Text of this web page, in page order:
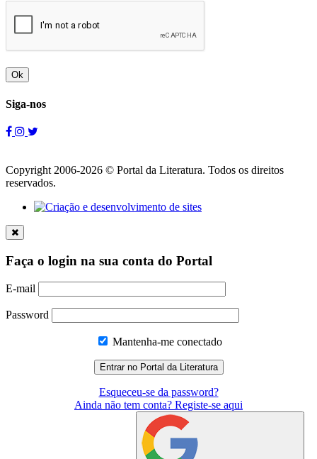
Ok
Siga-nos
Copyright 2006-2026 © Portal da Literatura. Todos os direitos
reservados.
Faça o login na sua conta do Portal
E-mail
Password
Mantenha-me conectado
Esqueceu-se da password?
Ainda não tem conta? Registe-se aqui